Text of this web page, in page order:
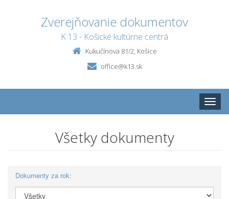
Zverejňovanie dokumentov
K 13 - Košické kultúrne centrá
Kukučínova 81/2, Košice
office@k13.sk
Toggle
Všetky dokumenty
Dokumenty za rok: